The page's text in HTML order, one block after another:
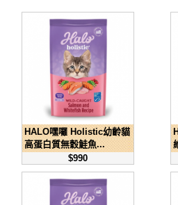
HALO嘿囉 Holistic幼齡貓
高蛋白質無穀鮭魚...
$990